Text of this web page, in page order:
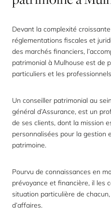
Devant la complexité
réglementations fiscales et
des marchés financiers,
patrimonial à Mulhouse est de
particuliers et les
Un conseiller patrimonial au
général d’Assurance, est un
de ses clients, dont la mission
personnalisées pour la gestion
patrimoine.
Pourvu de connaissances en
prévoyance et financière, il les
situation particulière de
d’affaires.